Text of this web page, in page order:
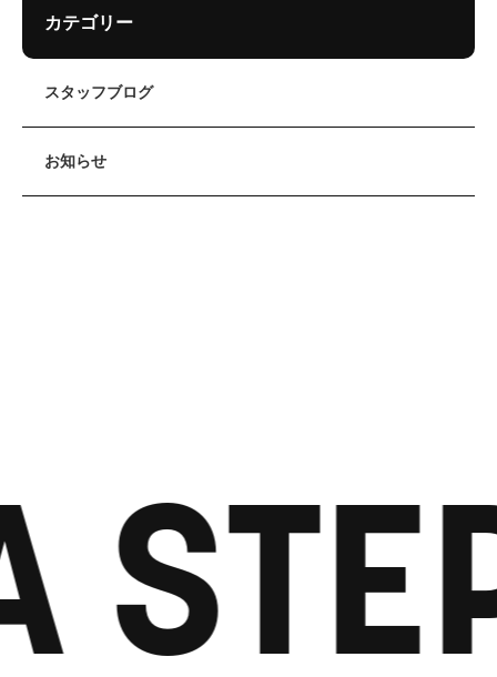
カテゴリー
スタッフブログ
お知らせ